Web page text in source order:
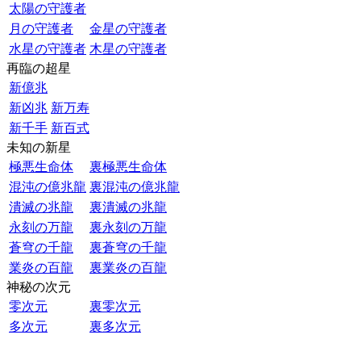
太陽の守護者
月の守護者
金星の守護者
水星の守護者 木星の守護者
再臨の超星
新億兆
新凶兆 新万寿
新千手 新百式
未知の新星
極悪生命体
裏極悪生命体
混沌の億兆龍 裏混沌の億兆龍
潰滅の兆龍
裏潰滅の兆龍
永刻の万龍
裏永刻の万龍
蒼穹の千龍
裏蒼穹の千龍
業炎の百龍
裏業炎の百龍
神秘の次元
零次元
裏零次元
多次元
裏多次元